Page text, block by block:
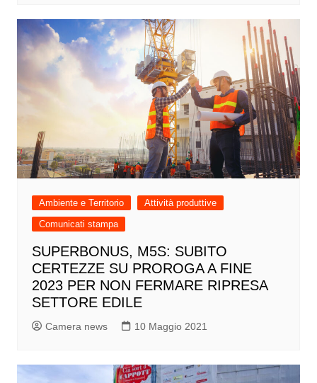
Ambiente e Territorio
Attività produttive
Comunicati stampa
SUPERBONUS, M5S: SUBITO
CERTEZZE SU PROROGA A FINE
2023 PER NON FERMARE RIPRESA
SETTORE EDILE
Camera news 10 Maggio 2021